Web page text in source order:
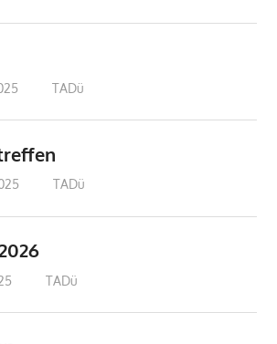
treffpunkt
TADü
treffpunkt
TADü
treffpunkt
TADü